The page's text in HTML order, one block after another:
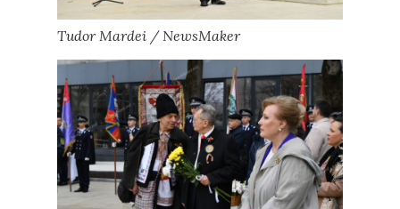
Tudor Mardei / NewsMaker